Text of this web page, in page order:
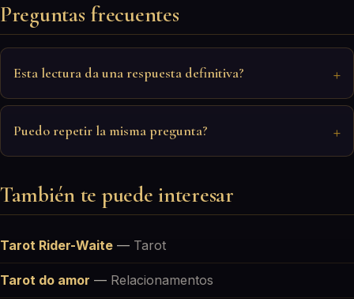
Preguntas frecuentes
Esta lectura da una respuesta definitiva?
Puedo repetir la misma pregunta?
También te puede interesar
Tarot Rider-Waite — Tarot
Tarot do amor — Relacionamentos